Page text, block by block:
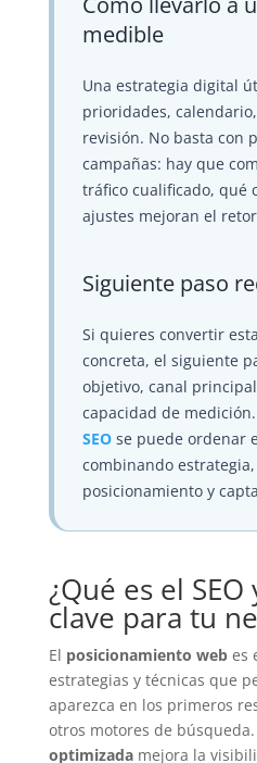
medible
Una estrategia digital
prioridades,
revisión. No basta con
campañas: hay que
tráfico cualificado, qué
ajustes mejoran el
Siguiente paso
Si quieres convertir
concreta, el siguiente
objetivo, canal
capacidad de
SEOse puede ordenar
combinando
posicionamiento y
¿Qué es el
clave para tu
El posicionamiento webes
estrategias y técnicas que
aparezca en los primeros
otros motores de
optimizadamejora la